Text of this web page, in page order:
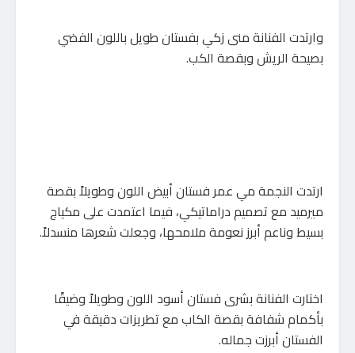
وارتدت الفنانة منى زكي بفستان طويل باللون الفضي
بصيحة الريش وبقصة الكب.
ارتدت النجمة مي عمر فستان أبيض اللون وطويلاً بقصة
ميرميد مع تصميم دراماتيكي، فيما اعتمدت على مكياج
بسيط وناعم أبرز نعومة ملامحها، وجعلت شعرها منسدلاً.
اختارت الفنانة بشرى فستان أسود اللون وطويلاً وضيقًا
بأكمام شفافة بقصة الكاب مع تطريزات دقيقة في
الفستان أبرزت جماله.